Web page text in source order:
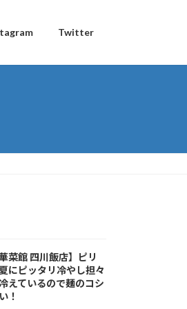
Twitter
華菜館 四川飯店】ピリ
にピッタリ冷やし担々
えているので麺のコシ
！